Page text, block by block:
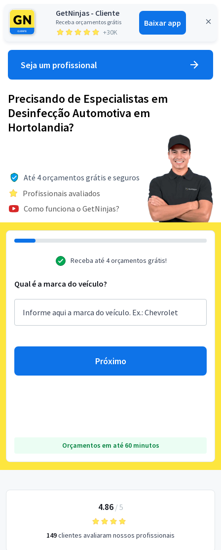
GetNinjas - Cliente
Receba orçamentos grátis
+30K
Baixar app
Entrar
Seja um profissional
Precisando de Especialistas em
Desinfecção Automotiva em
Hortolandia?
Até 4 orçamentos grátis e seguros
Profissionais avaliados
Como funciona o GetNinjas?
Receba até 4 orçamentos grátis!
Qual é a marca do veículo?
Próximo
Orçamentos em até 60 minutos
4.86/ 5
149clientes avaliaram nossos profissionais